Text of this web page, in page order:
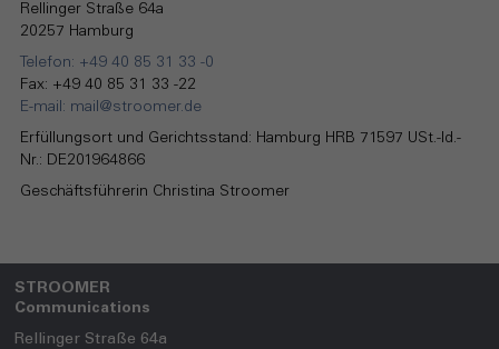
Rellinger Straße 64a
20257 Hamburg
Telefon: +49 40 85 31 33 -0
Fax: +49 40 85 31 33 -22
E-mail: mail@stroomer.de
Erfüllungsort und Gerichtsstand: Hamburg HRB 71597 USt.-Id.-
Nr.: DE201964866
Geschäftsführerin Christina Stroomer
STROOMER
Communications
Rellinger Straße 64a